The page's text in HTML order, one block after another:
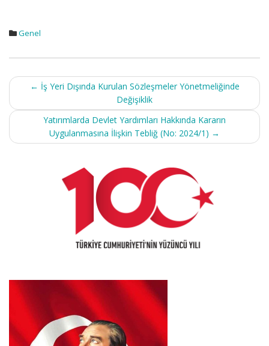
Genel
Post
navigation
← İş Yeri Dışında Kurulan Sözleşmeler Yönetmeliğinde
Değişiklik
Yatırımlarda Devlet Yardımları Hakkında Kararın
Uygulanmasına İlişkin Tebliğ (No: 2024/1) →